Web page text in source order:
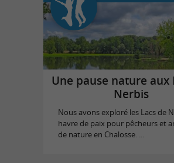
Une pause nature aux
Nerbis
Nous avons exploré les Lacs de
havre de paix pour pêcheurs et
de nature en Chalosse. ...